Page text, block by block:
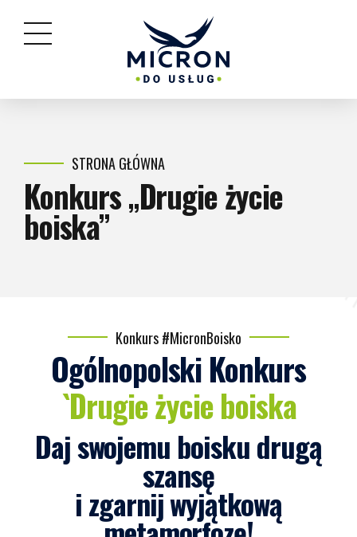
STRONA GŁÓWNA
Konkurs „Drugie życie
boiska”
Konkurs #MicronBoisko
Ogólnopolski Konkurs
`Drugie życie boiska
Daj swojemu boisku drugą
szansę
i zgarnij wyjątkową